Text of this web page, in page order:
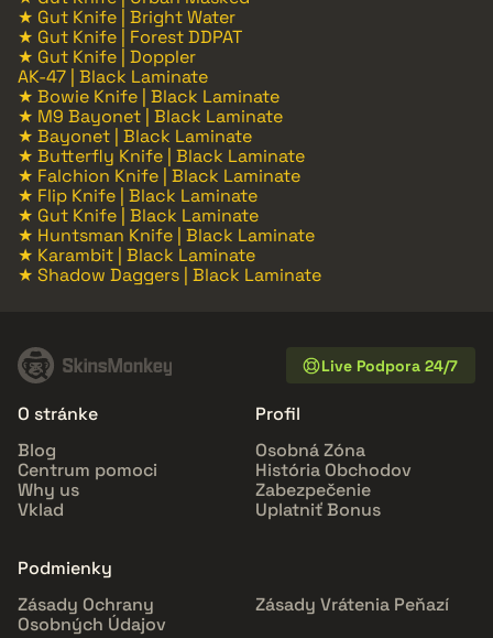
★ Gut Knife | Bright Water
★ Gut Knife | Forest DDPAT
★ Gut Knife | Doppler
AK-47 | Black Laminate
★ Bowie Knife | Black Laminate
★ M9 Bayonet | Black Laminate
★ Bayonet | Black Laminate
★ Butterfly Knife | Black Laminate
★ Falchion Knife | Black Laminate
★ Flip Knife | Black Laminate
★ Gut Knife | Black Laminate
★ Huntsman Knife | Black Laminate
★ Karambit | Black Laminate
★ Shadow Daggers | Black Laminate
Live Podpora 24/7
O stránke
Blog
Centrum pomoci
Why us
Vklad
Profil
Osobná Zóna
História Obchodov
Zabezpečenie
Uplatniť Bonus
Podmienky
Zásady Ochrany
Osobných Údajov
Zásady Vrátenia Peňazí